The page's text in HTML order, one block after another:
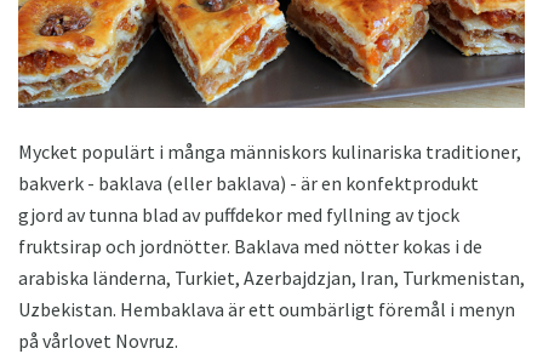
Mycket populärt i många människors kulinariska traditioner,
bakverk - baklava (eller baklava) - är en konfektprodukt
gjord av tunna blad av puffdekor med fyllning av tjock
fruktsirap och jordnötter. Baklava med nötter kokas i de
arabiska länderna, Turkiet, Azerbajdzjan, Iran, Turkmenistan,
Uzbekistan. Hembaklava är ett oumbärligt föremål i menyn
på vårlovet Novruz.